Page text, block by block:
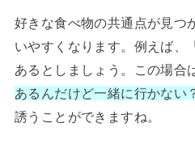
好きな食べ物の共通点が見つ
いやすくなります。例えば、
あるとしましょう。この場合
あるんだけど一緒に行かない
誘うことができますね。